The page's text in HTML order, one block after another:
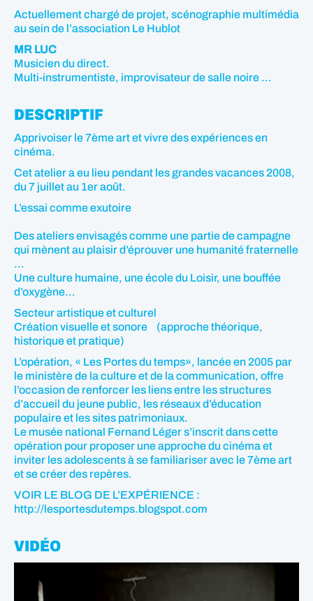
Actuellement chargé de projet, scénographie multimédia
au sein de l’association Le Hublot
MR LUC
Musicien du direct.
Multi-instrumentiste, improvisateur de salle noire …
DESCRIPTIF
Apprivoiser le 7ème art et vivre des expériences en
cinéma.
Cet atelier a eu lieu pendant les grandes vacances 2008,
du 7 juillet au 1er août.
L’essai comme exutoire
Des ateliers envisagés comme une partie de campagne
qui mènent au plaisir d’éprouver une humanité fraternelle
…
Une culture humaine, une école du Loisir, une bouffée
d’oxygène…
Secteur artistique et culturel
Création visuelle et sonore (approche théorique,
historique et pratique)
L’opération, « Les Portes du temps», lancée en 2005 par
le ministère de la culture et de la communication, offre
l’occasion de renforcer les liens entre les structures
d’accueil du jeune public, les réseaux d’éducation
populaire et les sites patrimoniaux.
Le musée national Fernand Léger s’inscrit dans cette
opération pour proposer une approche du cinéma et
inviter les adolescents à se familiariser avec le 7ème art
et se créer des repères.
VOIR LE BLOG DE L’EXPÉRIENCE :
http://lesportesdutemps.blogspot.com
VIDÉO